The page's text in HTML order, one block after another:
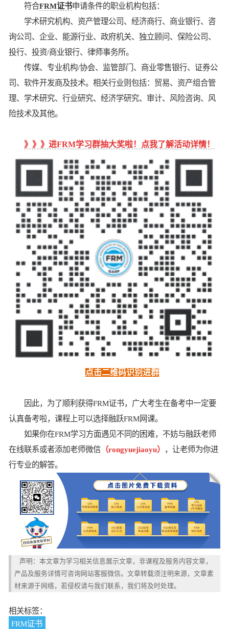
符合FRM证书申请条件的职业机构包括：
学术研究机构、资产管理公司、经济商行、商业银行、咨
询公司、企业、能源行业、政府机关、独立顾问、保险公司、
投行、投资/商业银行、律师事务所。
传媒、专业机构/协会、监管部门、商业零售银行、证券公
司、软件开发商及技术。相关行业则包括：贸易、资产组合管
理、学术研究、行业研究、经济学研究、审计、风险咨询、风
险技术及其他。
》》》进FRM学习群抽大奖啦！点我了解活动详情！
点击二维码识别进群
因此，为了顺利获得FRM证书，广大考生在备考中一定要
认真备考啦，课程上可以选择融跃FRM网课。
如果你在FRM学习方面遇见不同的困难，不妨与融跃老师
在线联系或者添加老师微信（rongyuejiaoyu）
，让老师为你进
行专业的解答。
声明：本文章为学习相关信息展示文章，非课程及服务内容文章，
产品及服务详情可咨询网站客服微信。文章转载须注明来源，文章素
材来源于网络，若侵权请与我们联系，我们将及时处理。
相关标签：
FRM证书